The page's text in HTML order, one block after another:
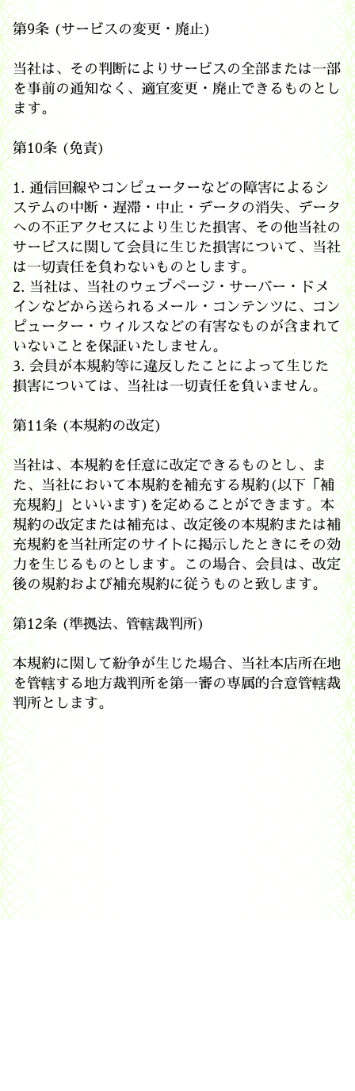
第9条 (サービスの変更・廃止)
当社は、その判断によりサービスの全部または一部
を事前の通知なく、適宜変更・廃止できるものとし
ます。
第10条 (免責)
1. 通信回線やコンピューターなどの障害によるシ
ステムの中断・遅滞・中止・データの消失、データ
への不正アクセスにより生じた損害、その他当社の
サービスに関して会員に生じた損害について、当社
は一切責任を負わないものとします。
2. 当社は、当社のウェブページ・サーバー・ドメ
インなどから送られるメール・コンテンツに、コン
ピューター・ウィルスなどの有害なものが含まれて
いないことを保証いたしません。
3. 会員が本規約等に違反したことによって生じた
損害については、当社は一切責任を負いません。
第11条 (本規約の改定)
当社は、本規約を任意に改定できるものとし、ま
た、当社において本規約を補充する規約(以下「補
充規約」といいます)を定めることができます。本
規約の改定または補充は、改定後の本規約または補
充規約を当社所定のサイトに掲示したときにその効
力を生じるものとします。この場合、会員は、改定
後の規約および補充規約に従うものと致します。
第12条 (準拠法、管轄裁判所)
本規約に関して紛争が生じた場合、当社本店所在地
を管轄する地方裁判所を第一審の専属的合意管轄裁
判所とします。